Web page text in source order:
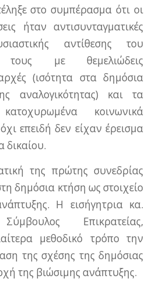
στο συμπέρασμα ότι οι
ήταν αντισυνταγματικές
αντίθεσης του
τους με θεμελιώδεις
(ισότητα στα δημόσια
αναλογικότητας) και τα
κοινωνικά
επειδή δεν είχαν έρεισμα
δικαίου.
της πρώτης συνεδρίας
δημόσια κτήση ως στοιχείο
Η εισήγητρια κα.
Επικρατείας,
μεθοδικό τρόπο την
της σχέσης της δημόσιας
της βιώσιμης ανάπτυξης.